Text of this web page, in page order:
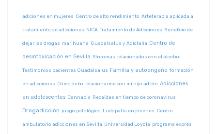
adiciones en mujeres Centro de alto rendimiento Arteterapia aplicada al
tratamiento de adicciones NICA Tratamiento de Adicciones Beneficio de
dejar las drogas marihuana Guadalsalus y Adictalia Centro de
desintoxicación en Sevilla Síntomas relacionados con el alcohol
Testimonios pacientes Guadalsalus Familia y autoengaño formación
en adicciones Cómo debo relacionarme con mi hijo adicto Adicciones
en adolescentes Cannabis Recaídas en tiempo de coronavirus
Drogadicción juego patológico Ludopatía en jóvenes Centro
ambulatorio adicciones en Sevilla Universidad Loyola programa exprés